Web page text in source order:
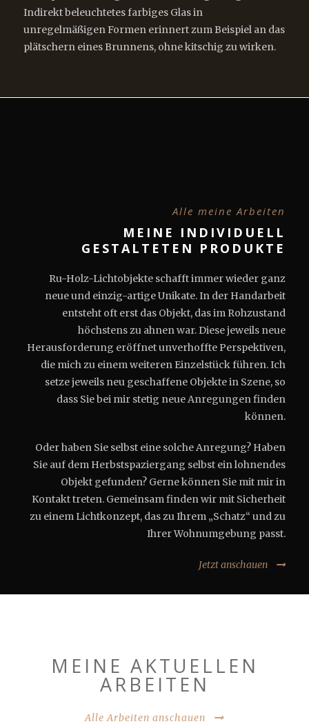
Indirekt beleuchtetes farbiges Glas in
unregelmäßigen Formen erinnert zum Beispiel an das
plätschern eines Brunnens, ohne kitschig zu wirken.
Alle meine Arbeiten
MEINE INDIVIDUELL
GESTALTETEN PRODUKTE
Ru-Holz-Lichtobjekte schafft immer wieder ganz
neue und einzig-artige Unikate. In der Handarbeit
entsteht oft erst das Objekt, das im Rohzustand
höchstens zu ahnen war. Diese jeweils neue
Herausforderung eröffnet unverhoffte Perspektiven,
die mich zu einem weiteren Einzelstück führen. Ich
setze jeweils neu geschaffene Objekte in Szene, so
dass Sie bei mir stetig neue Anregungen finden
können.
Oder haben Sie selbst eine solche Anregung? Haben
Sie auf dem Herbstspaziergang selbst ein lohnendes
Objekt gefunden? Gerne können Sie mit mir in
Kontakt treten. Gemeinsam finden wir mit Sicherheit
zu einem Lichtkonzept, das zu Ihrem „Schatz“ und zu
Ihrer Wohnumgebung passt.
Jetzt anschauen
MEINE AKTUELLEN
ARBEITEN
Alle Arbeiten anschauen